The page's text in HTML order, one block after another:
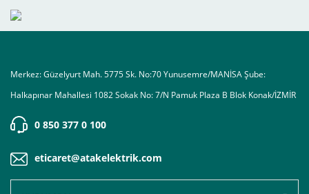
Merkez: Güzelyurt Mah. 5775 Sk. No:70 Yunusemre/MANİSA Şube:
Halkapınar Mahallesi 1082 Sokak No: 7/N Pamuk Plaza B Blok Konak/İZMİR
0 850 377 0 100
eticaret@atakelektrik.com